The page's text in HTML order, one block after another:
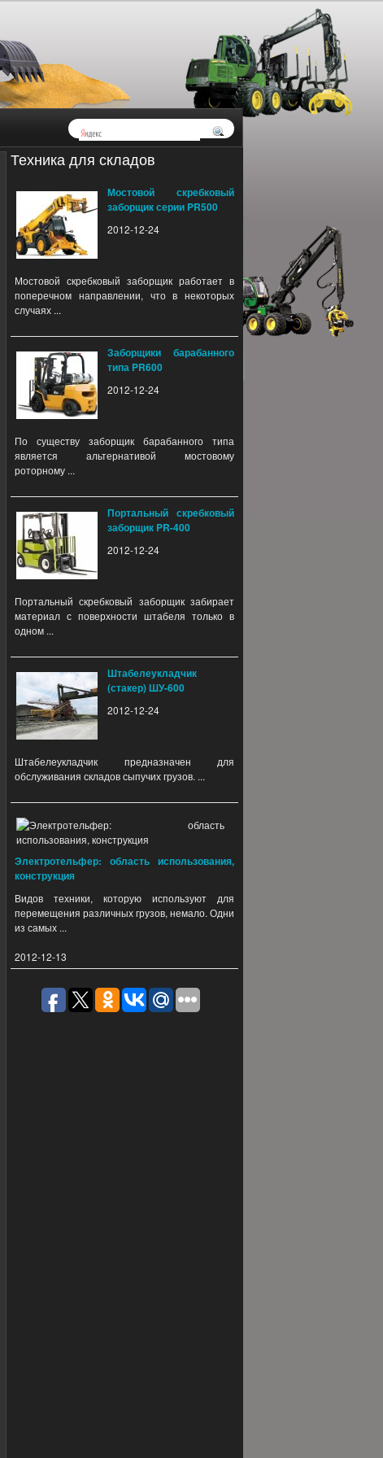
Техника для складов
Мостовой скребковый
заборщик серии PR500
Мостовой скребковый заборщик работает в
поперечном направлении, что в некоторых
случаях ...
2012-12-24
Заборщики барабанного
типа PR600
По существу заборщик барабанного типа
является альтернативой мостовому
роторному ...
2012-12-24
Портальный скребковый
заборщик PR-400
Портальный скребковый заборщик забирает
материал с поверхности штабеля только в
одном ...
2012-12-24
Штабелеукладчик
(стакер) ШУ-600
Штабелеукладчик предназначен для
обслуживания складов сыпучих грузов. ...
2012-12-24
Электротельфер: область использования,
конструкция
Видов техники, которую используют для
перемещения различных грузов, немало. Одни
из самых ...
2012-12-13